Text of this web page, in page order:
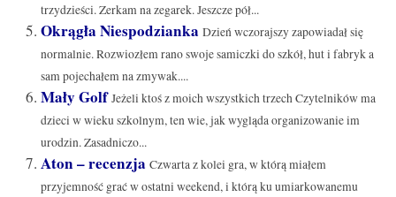
trzydzieści. Zerkam na zegarek. Jeszcze pół...
Okrągła Niespodzianka Dzień wczorajszy zapowiadał się
normalnie. Rozwiozłem rano swoje samiczki do szkół, hut i fabryk a
sam pojechałem na zmywak....
Mały Golf Jeżeli ktoś z moich wszystkich trzech Czytelników ma
dzieci w wieku szkolnym, ten wie, jak wygląda organizowanie im
urodzin. Zasadniczo...
Aton – recenzja Czwarta z kolei gra, w którą miałem
przyjemność grać w ostatni weekend, i którą ku umiarkowanemu